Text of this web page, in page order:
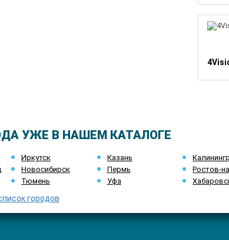
УЖЕ В НАШЕМ КАТАЛОГЕ
Иркутск Казань
Новосибирск Пермь Ростов-
Тюмень Уфа
городов